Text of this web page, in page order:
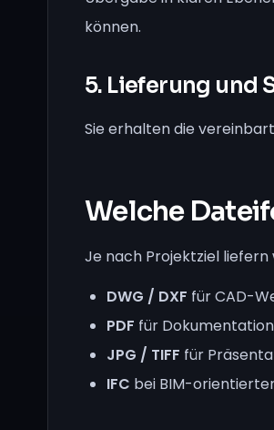
können.
5. Lieferung und
Sie erhalten die
Welche
Je nach Projektziel
DWG / DXF für CAD-
PDF für
JPG / TIFF für
IFC bei BIM-